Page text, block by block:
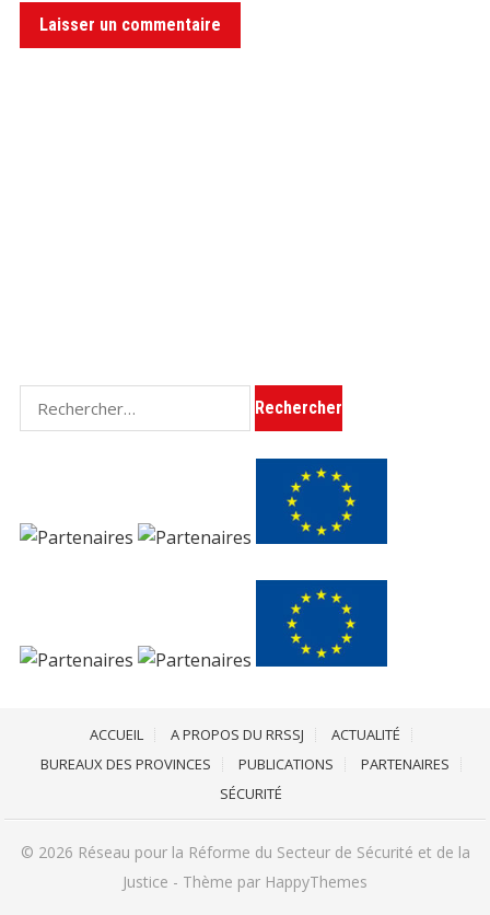
Rechercher :
ACCUEIL A PROPOS DU RRSSJ
ACTUALITÉ
BUREAUX DES PROVINCES
PUBLICATIONS
PARTENAIRES
SÉCURITÉ
© 2026 Réseau pour la Réforme du Secteur de Sécurité et de la
Justice - Thème par HappyThemes